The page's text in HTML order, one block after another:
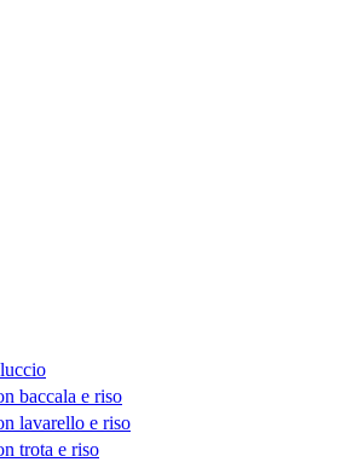
baccala e riso
lavarello e riso
trota e riso